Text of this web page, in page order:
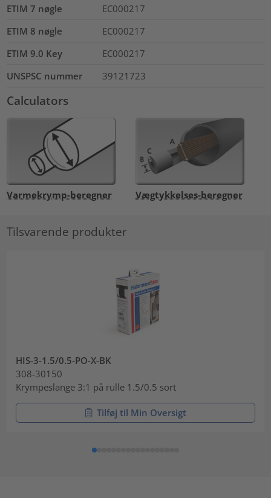
ETIM 7 nøgle
EC000217
ETIM 8 nøgle
EC000217
ETIM 9.0 Key
EC000217
UNSPSC nummer
39121723
Calculators
Varmekrymp-beregner Vægtykkelses-beregner
Tilsvarende produkter
HIS-3-1.5/0.5-PO-X-BK
308-30150
Krympeslange 3:1 på rulle 1.5/0.5 sort
Tilføj til Min Oversigt